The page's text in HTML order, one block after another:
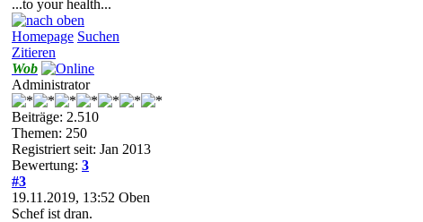
...to your health...
Homepage Suchen
Zitieren
Wob
Administrator
Beiträge: 2.510
Themen: 250
Registriert seit: Jan 2013
Bewertung: 3
#3
19.11.2019, 13:52 Oben
Schef ist dran.